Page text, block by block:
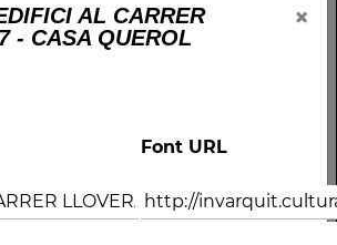
AL CARRER
- CASA QUEROL
×
Font URL